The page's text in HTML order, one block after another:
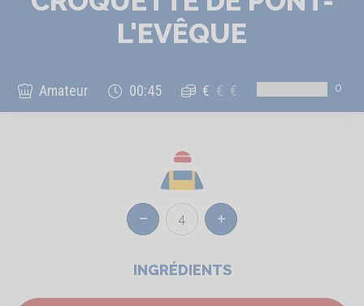
L'EVÊQUE
Amateur 00:45 € € € 0
Réduire 4 Augmenter
INGRÉDIENTS